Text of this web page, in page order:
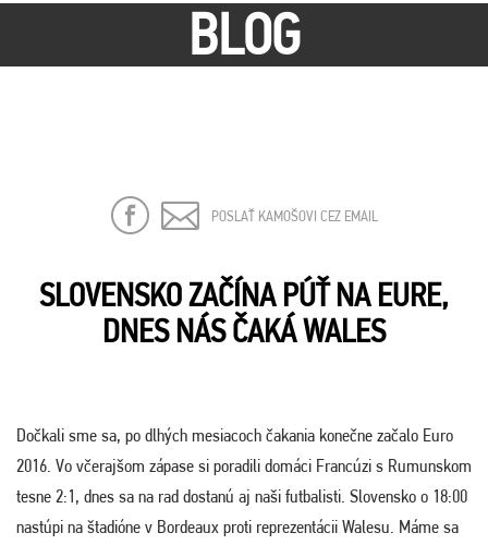
BLOG
POSLAŤ KAMOŠOVI CEZ EMAIL
SLOVENSKO ZAČÍNA PÚŤ NA EURE,
DNES NÁS ČAKÁ WALES
Dočkali sme sa, po dlhých mesiacoch čakania konečne začalo Euro
2016. Vo včerajšom zápase si poradili domáci Francúzi s Rumunskom
tesne 2:1, dnes sa na rad dostanú aj naši futbalisti. Slovensko o 18:00
nastúpi na štadióne v Bordeaux proti reprezentácii Walesu. Máme sa